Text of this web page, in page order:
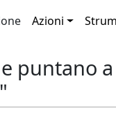
Azioni
puntano